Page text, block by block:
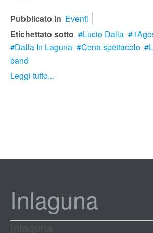
Pubblicato in Eventi
Etichettato sotto
Lucio Dalla
Dalla In Laguna
Cena spettacolo
band
Leggi tutto...
Inlaguna